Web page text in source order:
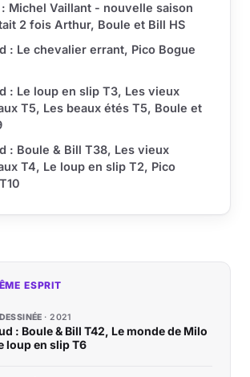
: Michel Vaillant - nouvelle saison
2 fois Arthur, Boule et Bill HS
: Le chevalier errant, Pico Bogue
: Le loup en slip T3, Les vieux
T5, Les beaux étés T5, Boule et
: Boule & Bill T38, Les vieux
T4, Le loup en slip T2, Pico
ESPRIT
2021
: Boule & Bill T42, Le monde de Milo
loup en slip T6